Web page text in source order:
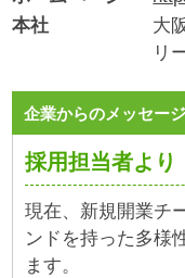
本社
大
リ
企業からのメッセージ
採用担当者より
現在、新規開業チ
ンドを持った多様
ます。